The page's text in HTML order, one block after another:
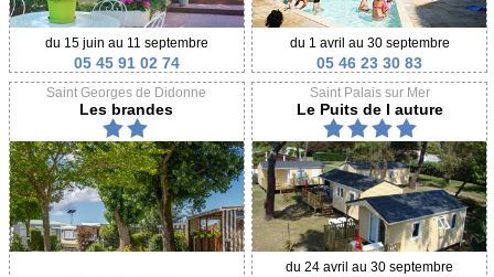
du 15 juin au 11 septembre
05 45 91 02 74
du 1 avril au 30 septembre
05 46 23 30 83
Saint Georges de Didonne
Les brandes
Saint Palais sur Mer
Le Puits de l auture
du 24 avril au 30 septembre